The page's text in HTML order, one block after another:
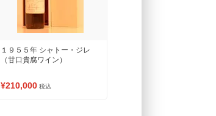
１９５５年 シャトー・ジレ
（甘口貴腐ワイン）
¥210,000 税込